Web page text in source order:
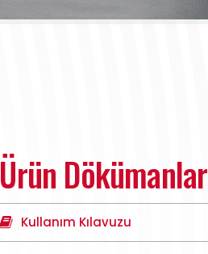
Ürün Dökümanlar
Kullanım Kılavuzu